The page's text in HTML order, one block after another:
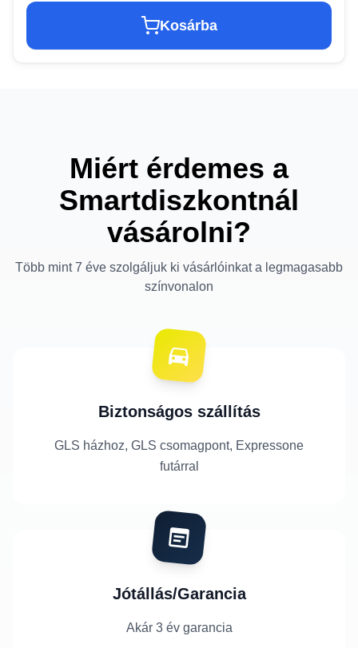
Kosárba
Miért érdemes a
Smartdiszkontnál
vásárolni?
Több mint 7 éve szolgáljuk ki vásárlóinkat a legmagasabb
színvonalon
Biztonságos szállítás
GLS házhoz, GLS csomagpont, Expressone
futárral
Jótállás/Garancia
Akár 3 év garancia